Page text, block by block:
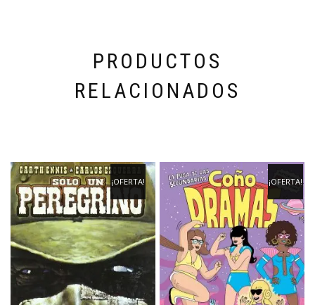
PRODUCTOS
RELACIONADOS
¡OFERTA! ¡OFERTA!